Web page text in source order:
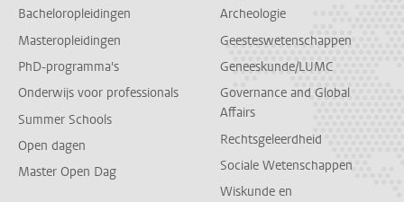
Bacheloropleidingen
Masteropleidingen
PhD-programma's
Onderwijs voor professionals
Summer Schools
Open dagen
Master Open Dag
Archeologie
Geesteswetenschappen
Geneeskunde/LUMC
Governance and Global
Affairs
Rechtsgeleerdheid
Sociale Wetenschappen
Wiskunde en